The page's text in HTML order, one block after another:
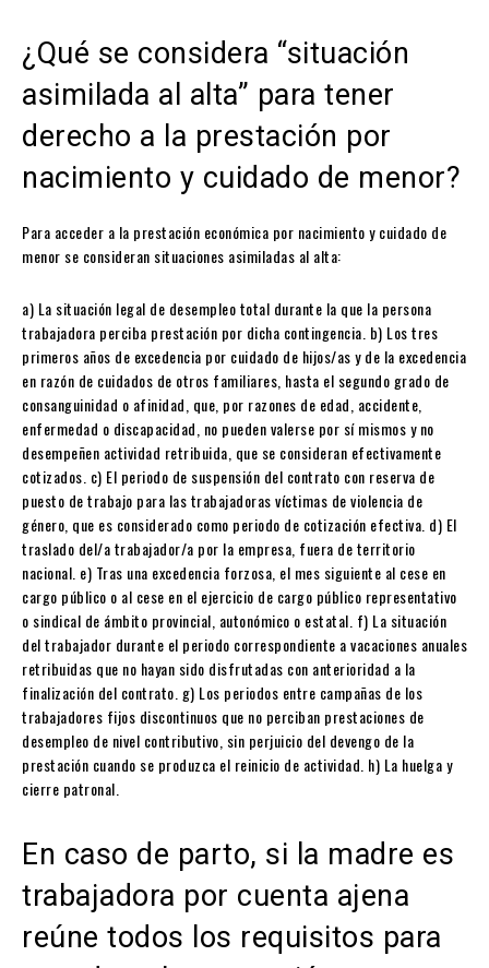
¿Qué se considera “situación
asimilada al alta” para tener
derecho a la prestación por
nacimiento y cuidado de menor?
Para acceder a la prestación económica por nacimiento y cuidado de
menor se consideran situaciones asimiladas al alta:
a) La situación legal de desempleo total durante la que la persona
trabajadora perciba prestación por dicha contingencia. b) Los tres
primeros años de excedencia por cuidado de hijos/as y de la excedencia
en razón de cuidados de otros familiares, hasta el segundo grado de
consanguinidad o afinidad, que, por razones de edad, accidente,
enfermedad o discapacidad, no pueden valerse por sí mismos y no
desempeñen actividad retribuida, que se consideran efectivamente
cotizados. c) El periodo de suspensión del contrato con reserva de
puesto de trabajo para las trabajadoras víctimas de violencia de
género, que es considerado como periodo de cotización efectiva. d) El
traslado del/a trabajador/a por la empresa, fuera de territorio
nacional. e) Tras una excedencia forzosa, el mes siguiente al cese en
cargo público o al cese en el ejercicio de cargo público representativo
o sindical de ámbito provincial, autonómico o estatal. f) La situación
del trabajador durante el periodo correspondiente a vacaciones anuales
retribuidas que no hayan sido disfrutadas con anterioridad a la
finalización del contrato. g) Los periodos entre campañas de los
trabajadores fijos discontinuos que no perciban prestaciones de
desempleo de nivel contributivo, sin perjuicio del devengo de la
prestación cuando se produzca el reinicio de actividad. h) La huelga y
cierre patronal.
En caso de parto, si la madre es
trabajadora por cuenta ajena
reúne todos los requisitos para